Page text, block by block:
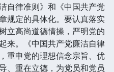
自律准则》和《中国共产党
规定的具体化。要认真落实
立高尚道德情操，严明党的
来。《中国共产党廉洁自律
重申党的理想信念宗旨、优
、重在立德，为党员和党员